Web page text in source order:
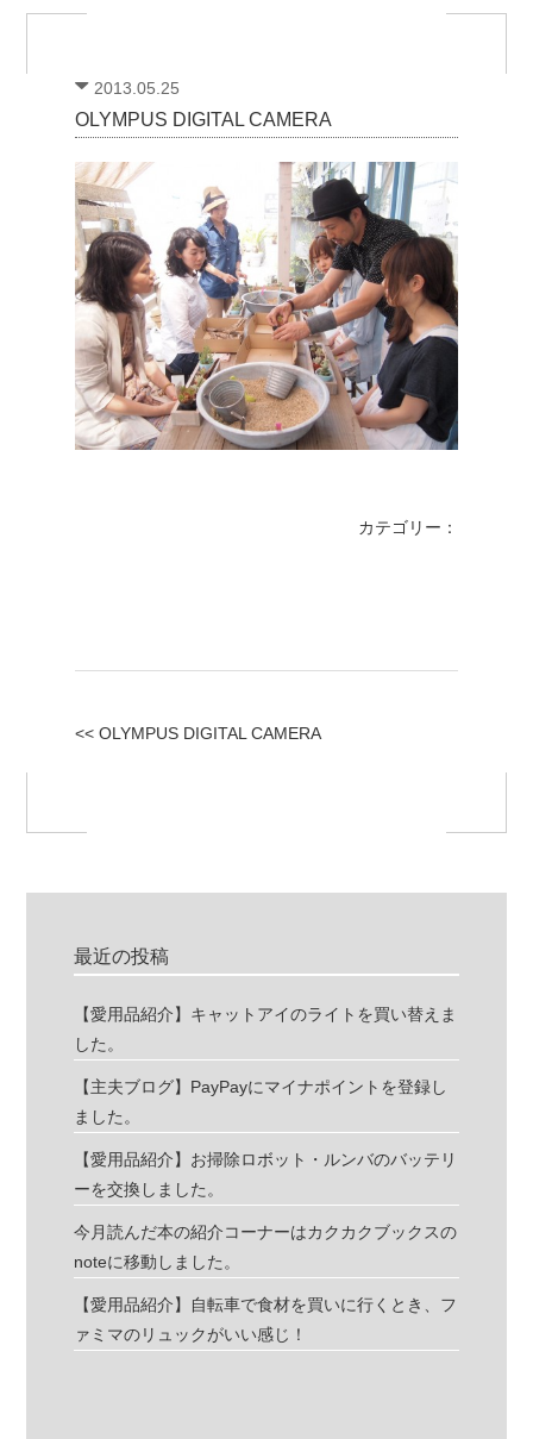
2013.05.25
OLYMPUS DIGITAL CAMERA
カテゴリー：
<< OLYMPUS DIGITAL CAMERA
最近の投稿
【愛用品紹介】キャットアイのライトを買い替えま
した。
【主夫ブログ】PayPayにマイナポイントを登録し
ました。
【愛用品紹介】お掃除ロボット・ルンバのバッテリ
ーを交換しました。
今月読んだ本の紹介コーナーはカクカクブックスの
noteに移動しました。
【愛用品紹介】自転車で食材を買いに行くとき、フ
ァミマのリュックがいい感じ！